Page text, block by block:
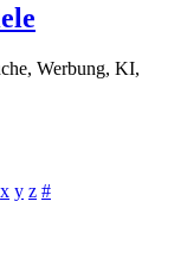
Werbung, KI,
x y z #